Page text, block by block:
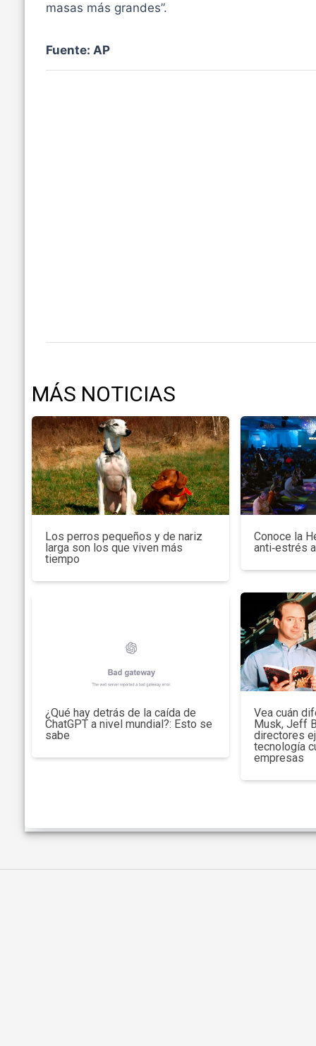
masas más grandes”.
Fuente: AP
MÁS NOTICIAS
Los perros pequeños y de nariz
larga son los que viven más
tiempo
Conoce la
anti‑estrés
¿Qué hay detrás de la caída de
ChatGPT a nivel mundial?: Esto se
sabe
Vea cuán
Musk, Jeff
directores
tecnología
empresas